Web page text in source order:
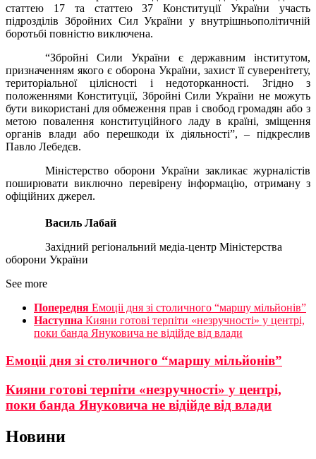
статтею 17 та статтею 37 Конституції України участь
підрозділів Збройних Сил України у внутрішньополітичній
боротьбі повністю виключена.
“Збройні Сили України є державним інститутом,
призначенням якого є оборона України, захист її суверенітету,
територіальної цілісності і недоторканності. Згідно з
положеннями Конституції, Збройні Сили України не можуть
бути використані для обмеження прав і свобод громадян або з
метою повалення конституційного ладу в країні, зміщення
органів влади або перешкоди їх діяльності”, – підкреслив
Павло Лебедєв.
Міністерство оборони України закликає журналістів
поширювати виключно перевірену інформацію, отриману з
офіційних джерел.
Василь Лабай
Західний регіональний медіа-центр Міністерства
оборони України
See more
Попередня Емоціі дня зі столичного “маршу мільйонів”
Наступна Кияни готові терпіти «незручності» у центрі,
поки банда Януковича не відійде від влади
Емоціі дня зі столичного “маршу мільйонів”
Кияни готові терпіти «незручності» у центрі,
поки банда Януковича не відійде від влади
Новини